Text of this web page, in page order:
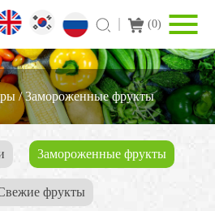
(0)
/3амороженные фрукты
3амороженные фрукты
фрукты